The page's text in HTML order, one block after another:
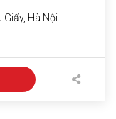
Giấy, Hà Nội